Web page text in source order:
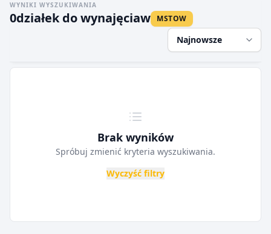
WYNIKI WYSZUKIWANIA
0działek do wynajęciaw MSTOW
Najnowsze
Brak wyników
Spróbuj zmienić kryteria wyszukiwania.
Wyczyść filtry